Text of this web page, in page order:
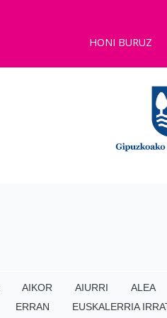
HONI BURUZ
AIKOR AIURRI ALEA
ERRAN EUSKALERRIA